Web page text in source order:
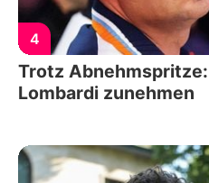
4
Trotz
Lombardi zunehmen